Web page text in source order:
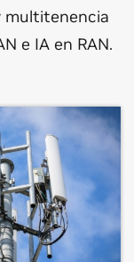
multitenencia
e IA en RAN.